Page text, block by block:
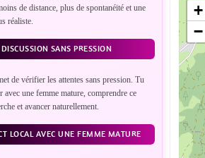
de distance, plus de spontanéité et une
réaliste.
DISCUSSION SANS PRESSION
de vérifier les attentes sans pression. Tu
avec une femme mature, comprendre ce
et avancer naturellement.
LOCAL AVEC UNE FEMME MATURE
+
−